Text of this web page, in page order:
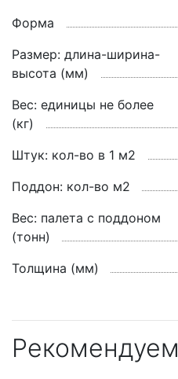
Форма
Размер: длина-ширина-
высота (мм)
Вес: единицы не более
(кг)
Штук: кол-во в 1 м2
Поддон: кол-во м2
Вес: палета с поддоном
(тонн)
Толщина (мм)
Рекомендуем